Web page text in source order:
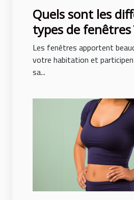
Quels sont les
types de fenêtres
Les fenêtres apportent
votre habitation et
sa...